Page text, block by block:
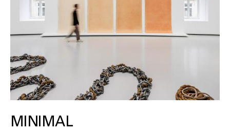
MINIMAL